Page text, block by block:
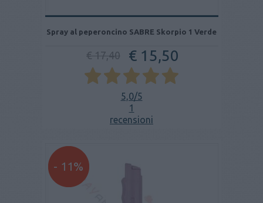
Spray al peperoncino SABRE Skorpio 1 Verde
€ 17,40 € 15,50
5,0/5
1
recensioni
- 11%